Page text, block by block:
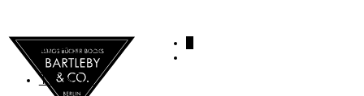
AGENDA
TIENDA